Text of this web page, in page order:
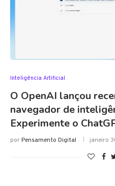
Inteligência Artificial
O OpenAI lançou
navegador de
Experimente o
porPensamento Digital janeiro